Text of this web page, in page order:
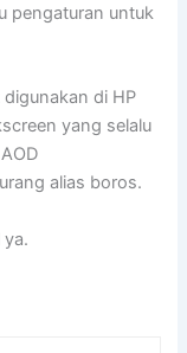
pengaturan untuk
di HP
yang selalu
alias boros.